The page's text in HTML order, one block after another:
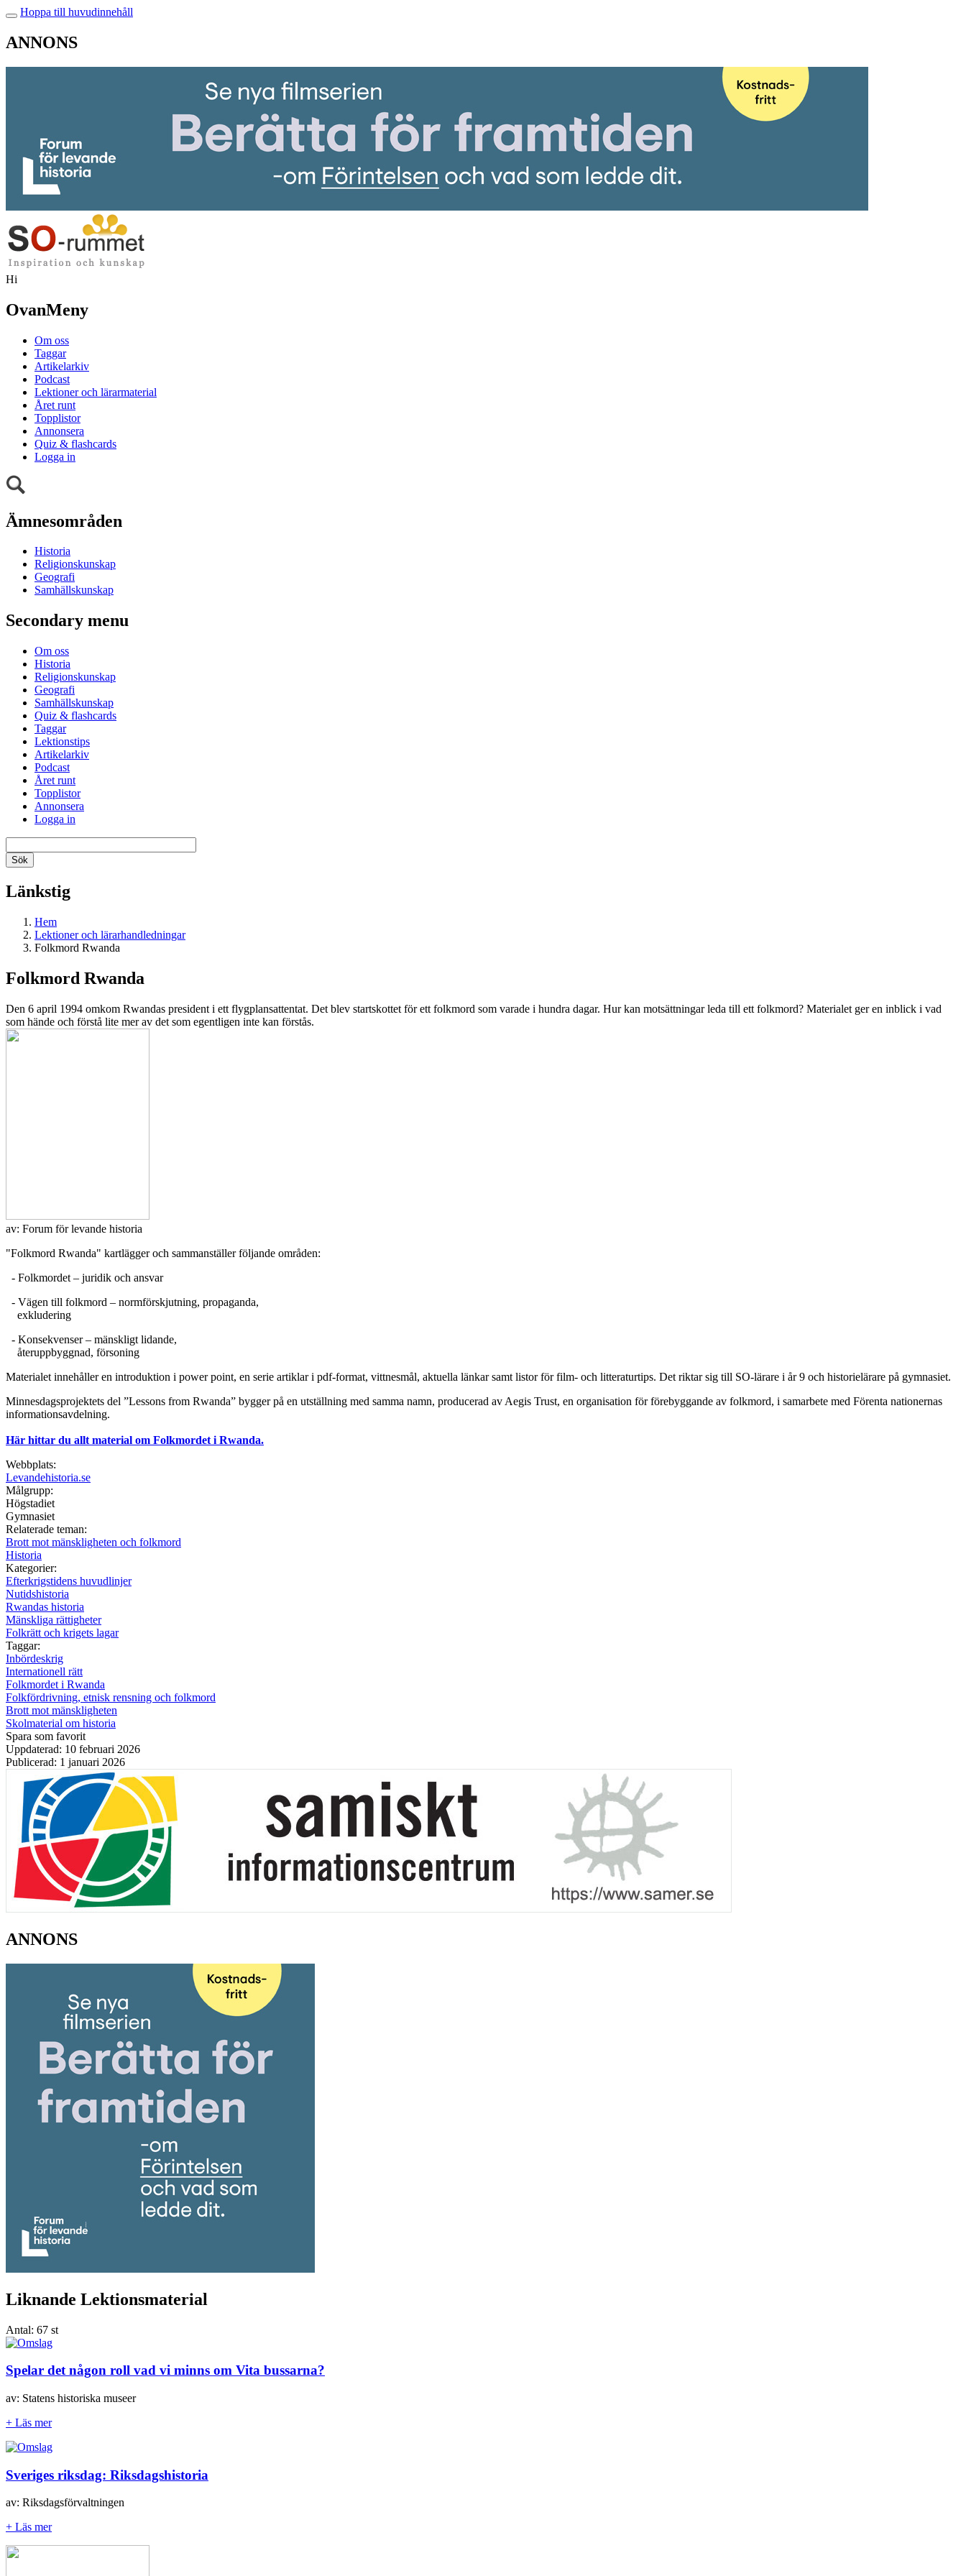
Hoppa till huvudinnehåll
ANNONS
Hi
OvanMeny
Om oss
Taggar
Artikelarkiv
Podcast
Lektioner och lärarmaterial
Året runt
Topplistor
Annonsera
Quiz & flashcards
Logga in
Ämnesområden
Historia
Religionskunskap
Geografi
Samhällskunskap
Secondary menu
Om oss
Historia
Religionskunskap
Geografi
Samhällskunskap
Quiz & flashcards
Taggar
Lektionstips
Artikelarkiv
Podcast
Året runt
Topplistor
Annonsera
Logga in
Länkstig
Hem
Lektioner och lärarhandledningar
Folkmord Rwanda
Folkmord Rwanda
Den 6 april 1994 omkom Rwandas president i ett flygplansattentat. Det blev startskottet för ett folkmord som varade i hundra dagar. Hur kan motsättningar leda till ett folkmord? Materialet ger en inblick i vad
som hände och förstå lite mer av det som egentligen inte kan förstås.
av: Forum för levande historia
"Folkmord Rwanda" kartlägger och sammanställer följande områden:
- Folkmordet – juridik och ansvar
- Vägen till folkmord – normförskjutning, propaganda,
exkludering
- Konsekvenser – mänskligt lidande,
återuppbyggnad, försoning
Materialet innehåller en introduktion i power point, en serie artiklar i pdf-format, vittnesmål, aktuella länkar samt listor för film- och litteraturtips. Det riktar sig till SO-lärare i år 9 och historielärare på gymnasiet.
Minnesdagsprojektets del ”Lessons from Rwanda” bygger på en utställning med samma namn, producerad av Aegis Trust, en organisation för förebyggande av folkmord, i samarbete med Förenta nationernas
informationsavdelning.
Här hittar du allt material om Folkmordet i Rwanda.
Webbplats:
Levandehistoria.se
Målgrupp:
Högstadiet
Gymnasiet
Relaterade teman:
Brott mot mänskligheten och folkmord
Historia
Kategorier:
Efterkrigstidens huvudlinjer
Nutidshistoria
Rwandas historia
Mänskliga rättigheter
Folkrätt och krigets lagar
Taggar:
Inbördeskrig
Internationell rätt
Folkmordet i Rwanda
Folkfördrivning, etnisk rensning och folkmord
Brott mot mänskligheten
Skolmaterial om historia
Spara som favorit
Uppdaterad: 10 februari 2026
Publicerad: 1 januari 2026
ANNONS
Liknande Lektionsmaterial
Antal: 67 st
Spelar det någon roll vad vi minns om Vita bussarna?
av: Statens historiska museer
+ Läs mer
Sveriges riksdag: Riksdagshistoria
av: Riksdagsförvaltningen
+ Läs mer